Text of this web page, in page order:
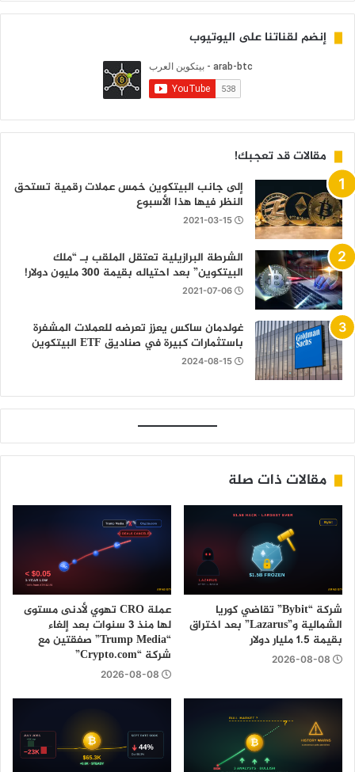
إنضم لقناتنا على اليوتيوب
مقالات قد تعجبك!
إلى جانب البيتكوين خمس عملات رقمية تستحق
النظر فيها هذا الأسبوع
2021-03-15
الشرطة البرازيلية تعتقل الملقب بـ “ملك
البيتكوين” بعد احتياله بقيمة 300 مليون دولار!
2021-07-06
غولدمان ساكس يعزز تعرضه للعملات المشفرة
باستثمارات كبيرة في صناديق ETF البيتكوين
2024-08-15
مقالات ذات صلة
شركة “Bybit” تقاضي كوريا
الشمالية و”Lazarus” بعد اختراق
بقيمة 1.5 مليار دولار
2026-08-08
عملة CRO تهوي لأدنى مستوى
لها منذ 3 سنوات بعد إلغاء
“Trump Media” صفقتين مع
شركة “Crypto.com”
2026-08-08